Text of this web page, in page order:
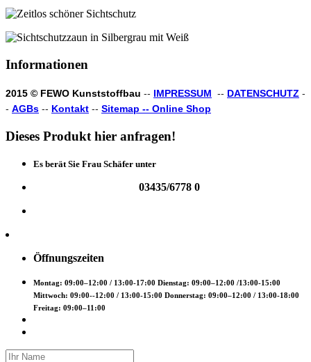
Informationen
2015 © FEWO Kunststoffbau -- IMPRESSUM -- DATENSCHUTZ -
- AGBs -- Kontakt -- Sitemap -- Online Shop
Dieses Produkt hier anfragen!
Es berät Sie Frau Schäfer unter
03435/6778 0
Öffnungszeiten
Montag: 09:00–12:00 / 13:00-17:00 Dienstag: 09:00–12:00 /13:00-15:00
Mittwoch: 09:00--12:00 / 13:00-15:00 Donnerstag: 09:00–12:00 / 13:00-18:00
Freitag: 09:00–11:00